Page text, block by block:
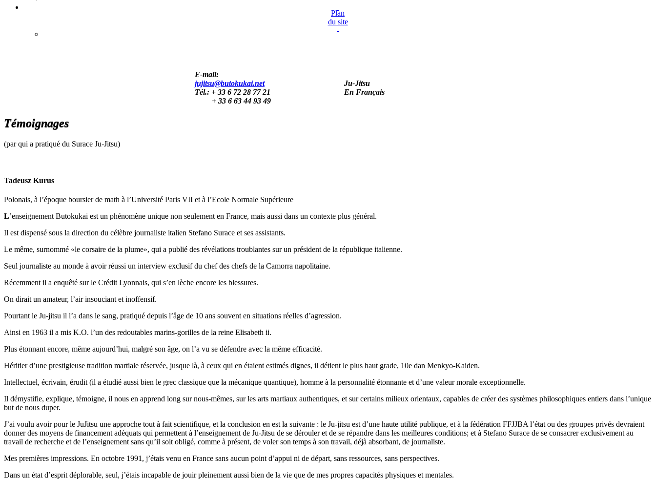
Plan
du site
E-mail:
jujitsu@butokukai.net
Tél.: + 33 6 72 28 77 21
+ 33 6 63 44 93 49
Ju-Jitsu
En Français
Témoignages
(par qui a pratiqué du Surace Ju-Jitsu)
Tadeusz Kurus
Polonais, à l’époque boursier de math à l’Université Paris VII et à l’Ecole Normale Supérieure
L’enseignement Butokukai est un phénomène unique non seulement en France, mais aussi dans un contexte plus général.
Il est dispensé sous la direction du célèbre journaliste italien Stefano Surace et ses assistants.
Le même, surnommé «le corsaire de la plume», qui a publié des révélations troublantes sur un président de la république italienne.
Seul journaliste au monde à avoir réussi un interview exclusif du chef des chefs de la Camorra napolitaine.
Récemment il a enquêté sur le Crédit Lyonnais, qui s’en lèche encore les blessures.
On dirait un amateur, l’air insouciant et inoffensif.
Pourtant le Ju-jitsu il l’a dans le sang, pratiqué depuis l’âge de 10 ans souvent en situations réelles d’agression.
Ainsi en 1963 il a mis K.O. l’un des redoutables marins-gorilles de la reine Elisabeth ii.
Plus étonnant encore, même aujourd’hui, malgré son âge, on l’a vu se défendre avec la même efficacité.
Héritier d’une prestigieuse tradition martiale réservée, jusque là, à ceux qui en étaient estimés dignes, il détient le plus haut grade, 10e dan Menkyo-Kaiden.
Intellectuel, écrivain, érudit (il a étudié aussi bien le grec classique que la mécanique quantique), homme à la personnalité étonnante et d’une valeur morale exceptionnelle.
Il démystifie, explique, témoigne, il nous en apprend long sur nous-mêmes, sur les arts martiaux authentiques, et sur certains milieux orientaux, capables de créer des systèmes philosophiques entiers dans l’unique
but de nous duper.
J’ai voulu avoir pour le JuJitsu une approche tout à fait scientifique, et la conclusion en est la suivante : le Ju-jitsu est d’une haute utilité publique, et à la fédération FFJJBA l’état ou des groupes privés devraient
donner des moyens de financement adéquats qui permettent à l’enseignement de Ju-Jitsu de se dérouler et de se répandre dans les meilleures conditions; et à Stefano Surace de se consacrer exclusivement au
travail de recherche et de l’enseignement sans qu’il soit obligé, comme à présent, de voler son temps à son travail, déjà absorbant, de journaliste.
Mes premières impressions. En octobre 1991, j’étais venu en France sans aucun point d’appui ni de départ, sans ressources, sans perspectives.
Dans un état d’esprit déplorable, seul, j’étais incapable de jouir pleinement aussi bien de la vie que de mes propres capacités physiques et mentales.